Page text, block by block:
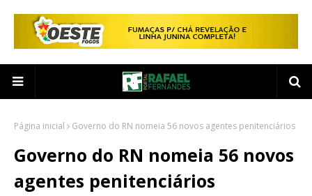
Página inicial Governo do RN nomeia 56 novos agentes penitenciários
Governo do RN nomeia 56 novos
agentes penitenciários